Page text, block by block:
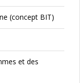
(concept BIT)
et des